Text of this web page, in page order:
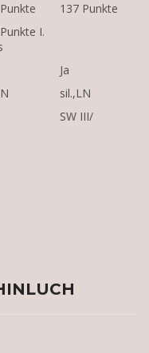
137 Punkte
I.
Ja
sil.,LN
SW III/